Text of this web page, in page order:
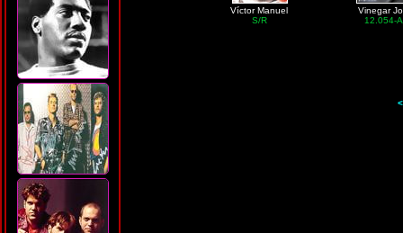
Víctor Manuel
S/R
Vinegar
12.054-A